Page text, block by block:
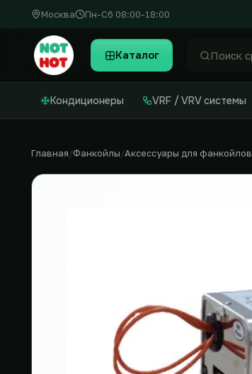
Москва Пн-Сб 08:00-18:00
Каталог Найти
Кондиционеры VRF / VRV системы
Главная Фанкойлы Аксессуары для фанкойлов